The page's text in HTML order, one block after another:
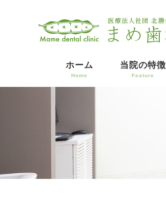
ホーム
Home
当院の特徴
Feature